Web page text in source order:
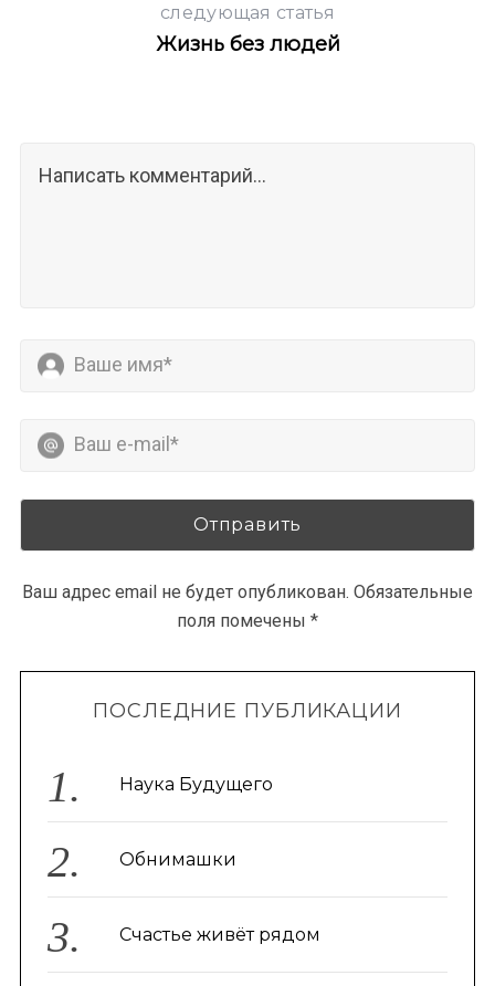
следующая статья
Жизнь без людей
Ваш адрес email не будет опубликован. Обязательные
поля помечены *
ПОСЛЕДНИЕ ПУБЛИКАЦИИ
Наука Будущего
Обнимашки
Счастье живёт рядом